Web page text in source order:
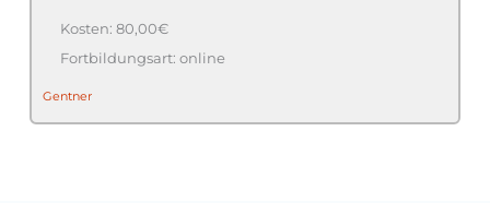
80,00€
online
Gentner